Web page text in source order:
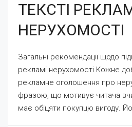
ТЕКСТІ
НЕРУХОМОСТІ
Загальні рекомендації щодо
рекламі нерухомості Кожне
рекламне оголошення про
фразою, що мотивує читача
має обіцяти покупцю вигоду.